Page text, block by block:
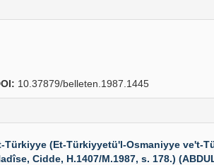
10.37879/belleten.1987.1445
Türkiyye (Et-Türkiyyetü'l-Osmaniyye ve't-
Cidde, H.1407/M.1987, s. 178.)